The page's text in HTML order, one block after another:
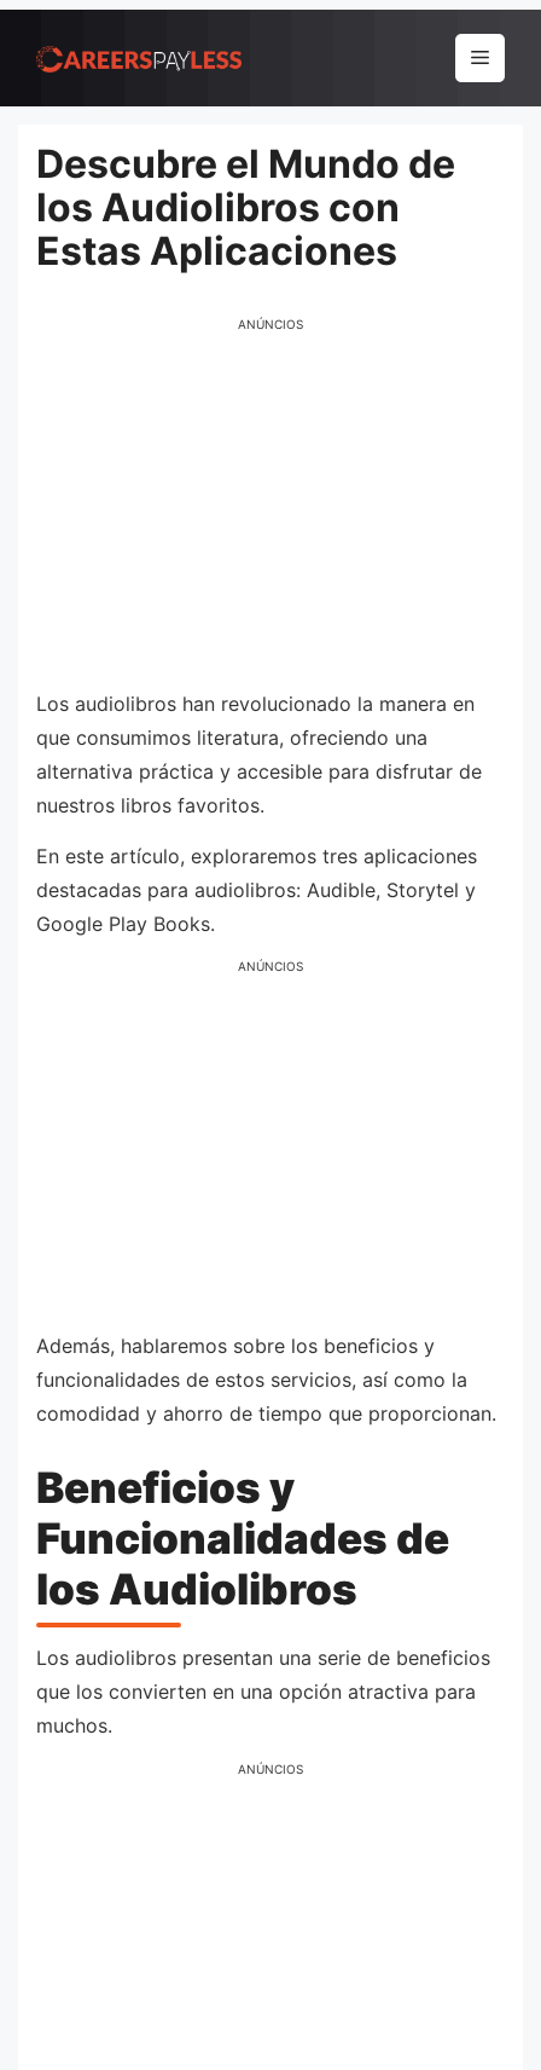
para
conteúdo
Menu
Descubre el Mundo de
los Audiolibros con
Estas Aplicaciones
ANÚNCIOS
Los audiolibros han revolucionado la manera en
que consumimos literatura, ofreciendo una
alternativa práctica y accesible para disfrutar de
nuestros libros favoritos.
En este artículo, exploraremos tres aplicaciones
destacadas para audiolibros: Audible, Storytel y
Google Play Books.
ANÚNCIOS
Además, hablaremos sobre los beneficios y
funcionalidades de estos servicios, así como la
comodidad y ahorro de tiempo que proporcionan.
Beneficios y
Funcionalidades de
los Audiolibros
Los audiolibros presentan una serie de beneficios
que los convierten en una opción atractiva para
muchos.
ANÚNCIOS